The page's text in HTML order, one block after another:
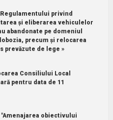
privind
și eliberarea vehiculelor
abandonate pe domeniul
precum și relocarea
prevăzute de lege »
Consiliului Local
pentru data de 11
"Amenajarea obiectivului